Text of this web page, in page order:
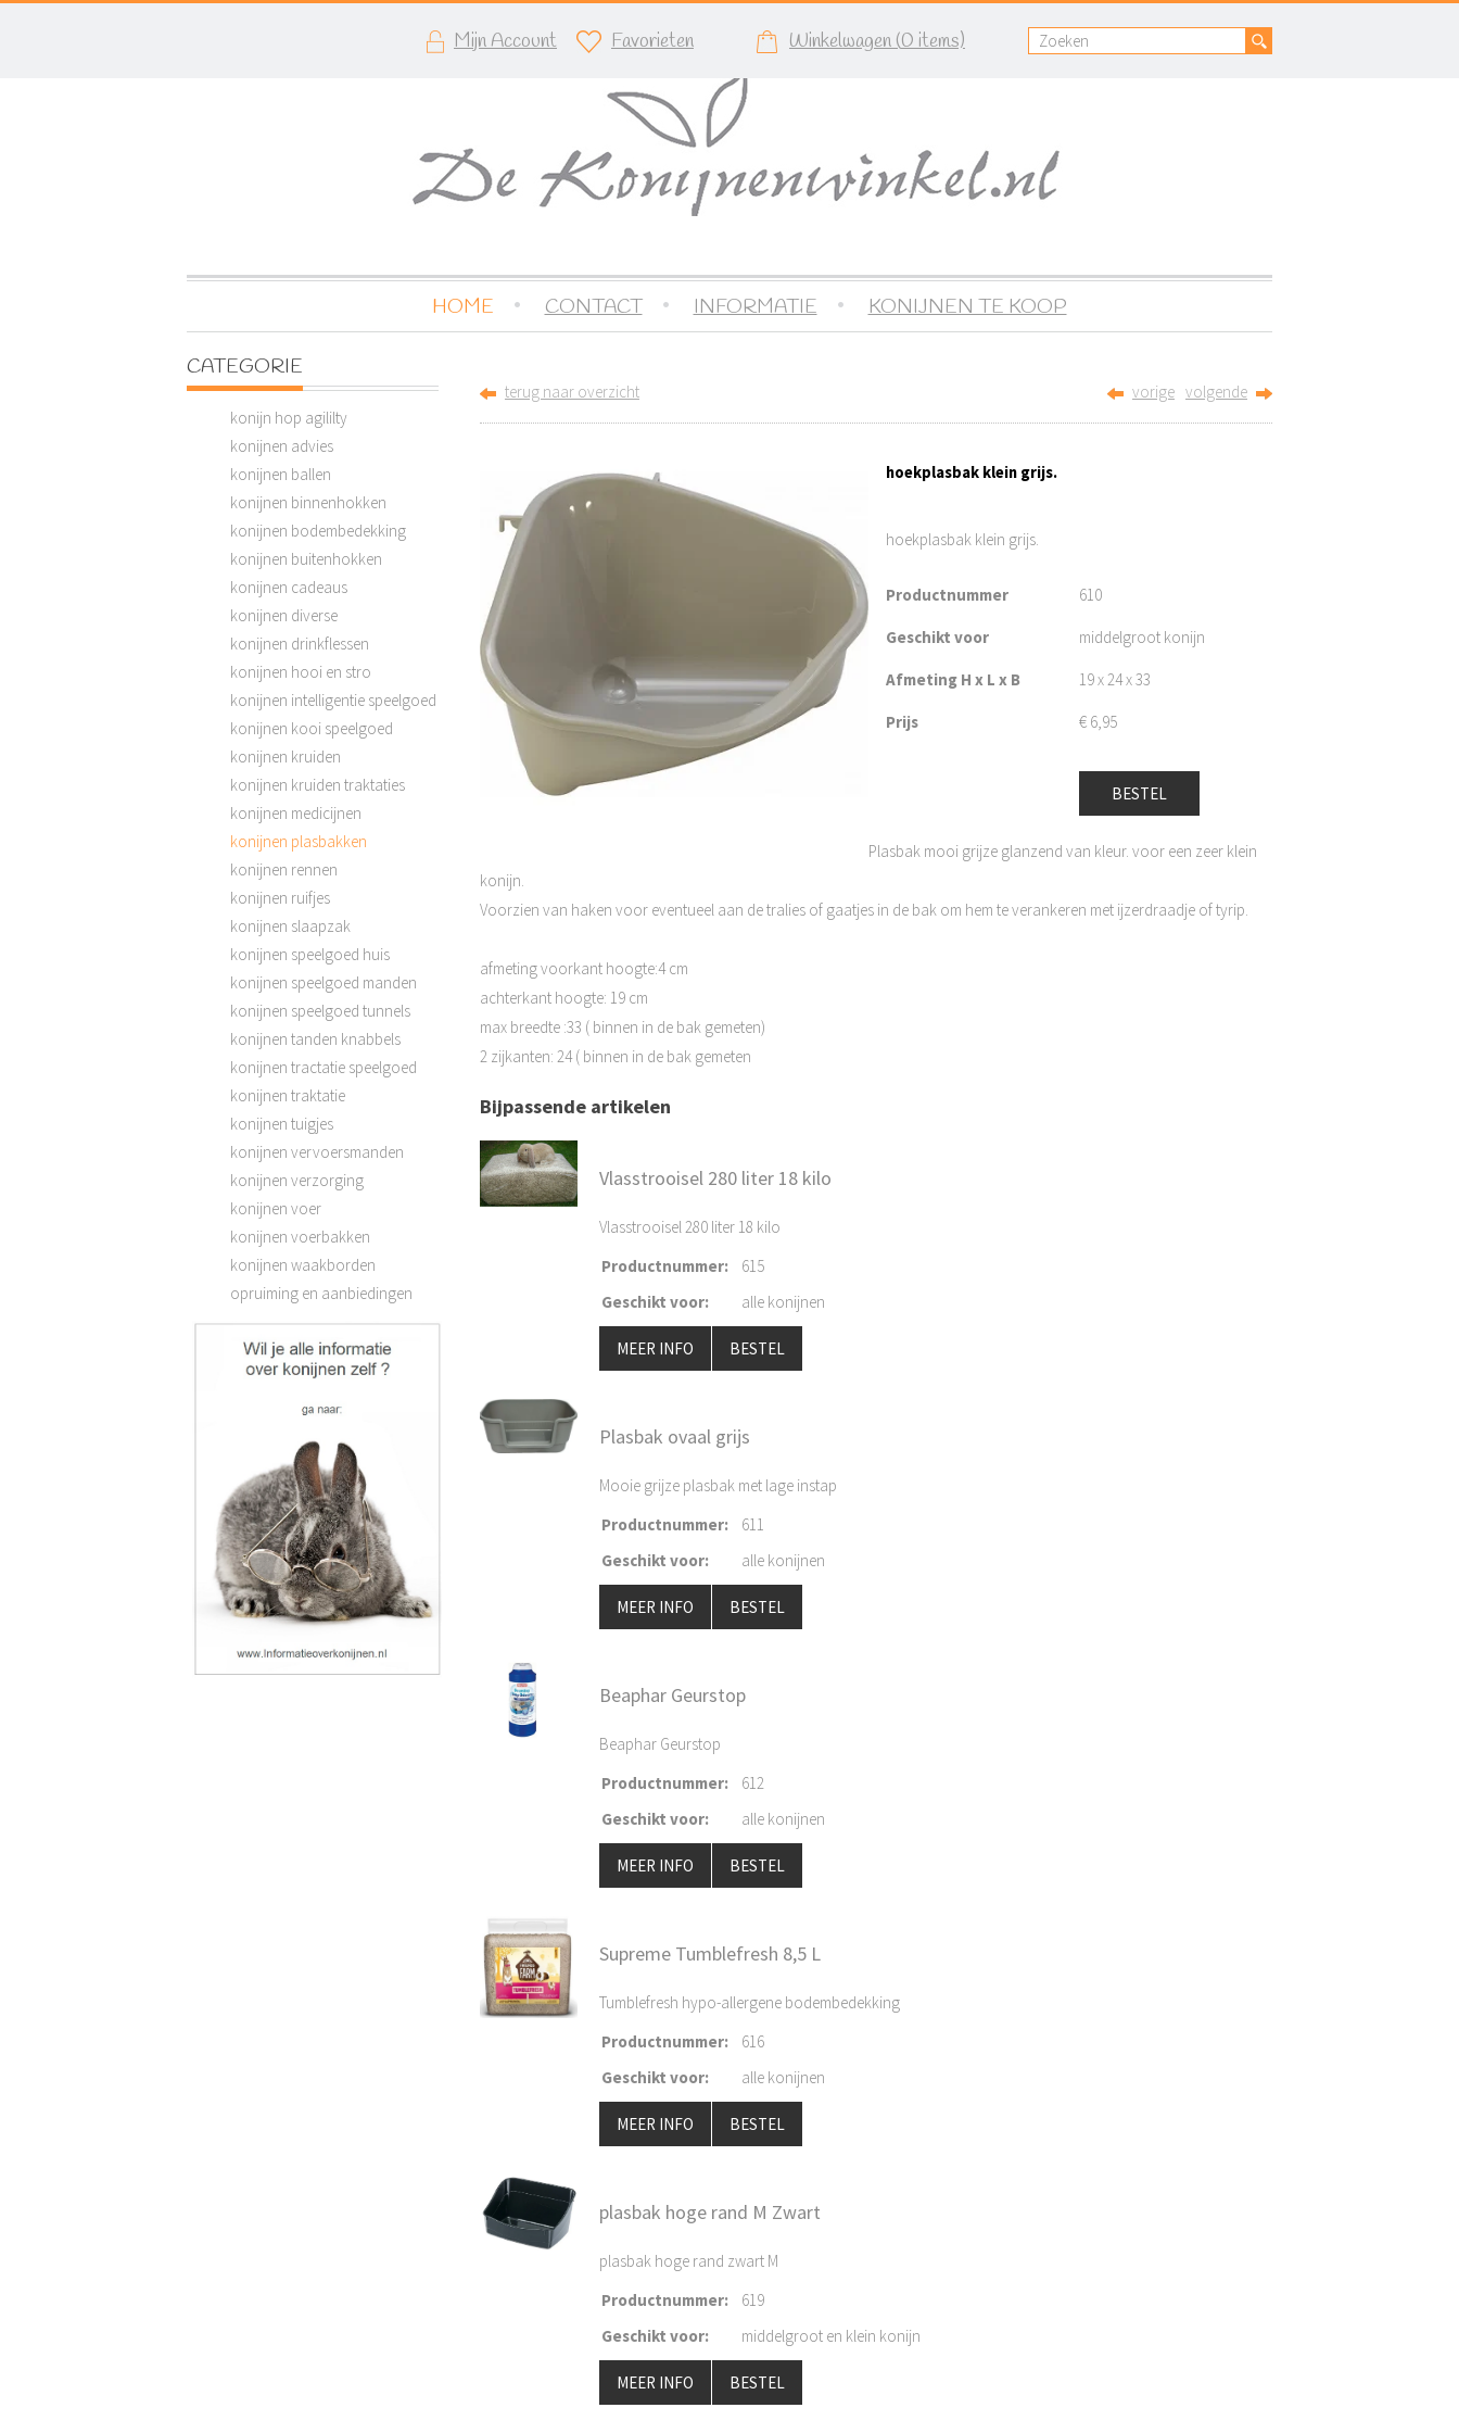
Mijn Account Favorieten Winkelwagen (0 items)
HOME CONTACT INFORMATIE KONIJNEN TE KOOP
CATEGORIE
konijn hop agililty
konijnen advies
konijnen ballen
konijnen binnenhokken
konijnen bodembedekking
konijnen buitenhokken
konijnen cadeaus
konijnen diverse
konijnen drinkflessen
konijnen hooi en stro
konijnen intelligentie speelgoed
konijnen kooi speelgoed
konijnen kruiden
konijnen kruiden traktaties
konijnen medicijnen
konijnen plasbakken
konijnen rennen
konijnen ruifjes
konijnen slaapzak
konijnen speelgoed huis
konijnen speelgoed manden
konijnen speelgoed tunnels
konijnen tanden knabbels
konijnen tractatie speelgoed
konijnen traktatie
konijnen tuigjes
konijnen vervoersmanden
konijnen verzorging
konijnen voer
konijnen voerbakken
konijnen waakborden
opruiming en aanbiedingen
terug naar overzicht vorige volgende
hoekplasbak klein grijs.
hoekplasbak klein grijs.
Productnummer 610
Geschikt voor middelgroot konijn
Afmeting H x L x B 19 x 24 x 33
Prijs € 6,95
BESTEL
Plasbak mooi grijze glanzend van kleur. voor een zeer klein
konijn.
Voorzien van haken voor eventueel aan de tralies of gaatjes in de bak om hem te verankeren met ijzerdraadje of tyrip.
afmeting voorkant hoogte:4 cm
achterkant hoogte: 19 cm
max breedte :33 ( binnen in de bak gemeten)
2 zijkanten: 24 ( binnen in de bak gemeten
Bijpassende artikelen
Vlasstrooisel 280 liter 18 kilo
Vlasstrooisel 280 liter 18 kilo
Productnummer:
615
Geschikt voor: alle konijnen
MEER INFO BESTEL
Plasbak ovaal grijs
Mooie grijze plasbak met lage instap
Productnummer:
611
Geschikt voor: alle konijnen
MEER INFO BESTEL
Beaphar Geurstop
Beaphar Geurstop
Productnummer:
612
Geschikt voor: alle konijnen
MEER INFO BESTEL
Supreme Tumblefresh 8,5 L
Tumblefresh hypo-allergene bodembedekking
Productnummer:
616
Geschikt voor: alle konijnen
MEER INFO BESTEL
plasbak hoge rand M Zwart
plasbak hoge rand zwart M
Productnummer:
619
Geschikt voor: middelgroot en klein konijn
MEER INFO BESTEL